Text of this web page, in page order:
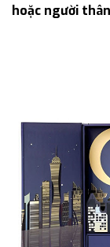
hoặc người